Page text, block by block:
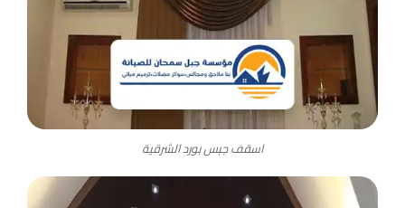
اسقف جبس بورد الشرقية